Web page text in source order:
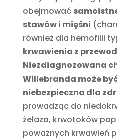
obejmować
stawów i mięśni
również dla hemofilii
krwawienia z
Niezdiagnozowana
Willebranda może
niebezpieczna dla
prowadząc do
żelaza, krwotoków
poważnych krwawień